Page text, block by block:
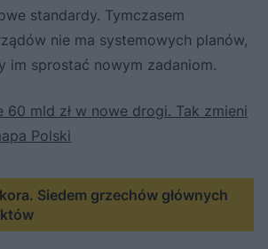
standardy. Tymczasem
nie ma systemowych planów,
im sprostać nowym zadaniom.
60 mld zł w nowe drogi. Tak zmieni
Polski
Siedem grzechów głównych